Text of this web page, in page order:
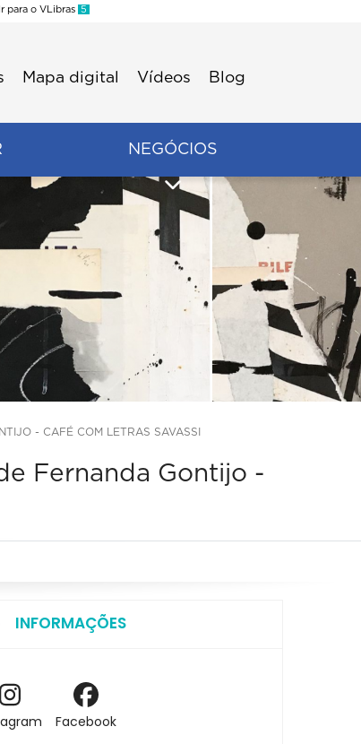
para o VLibras 5
Mapa digital Vídeos Blog
NEGÓCIOS
- CAFÉ COM LETRAS SAVASSI
Fernanda Gontijo -
INFORMAÇÕES
Facebook